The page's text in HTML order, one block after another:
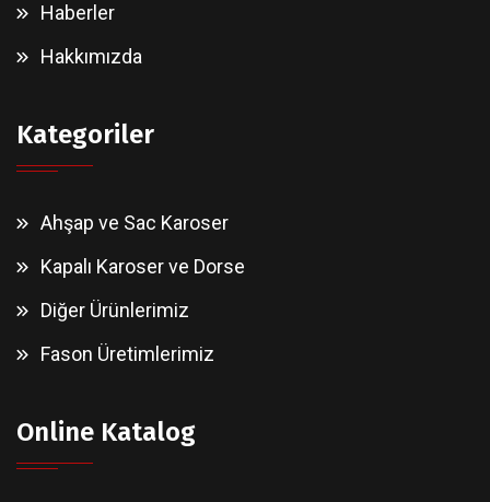
Haberler
Hakkımızda
Kategoriler
Ahşap ve Sac Karoser
Kapalı Karoser ve Dorse
Diğer Ürünlerimiz
Fason Üretimlerimiz
Online Katalog